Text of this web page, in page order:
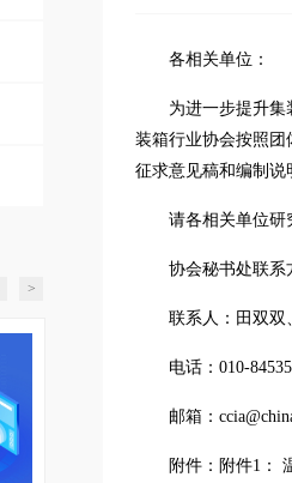
>
各相关单位：
为进一步提升
装箱行业协会按照
征求意见稿和编制
请各相关单位研
协会秘书处联
联系人：田双双
电话：010-
邮箱：
附件： 附件1：